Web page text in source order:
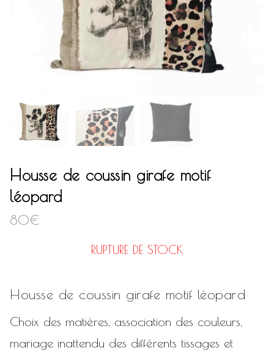
Housse de coussin girafe motif
léopard
80€
RUPTURE DE STOCK
Housse de coussin girafe motif léopard
Choix des matières, association des couleurs,
mariage inattendu des différents tissages et